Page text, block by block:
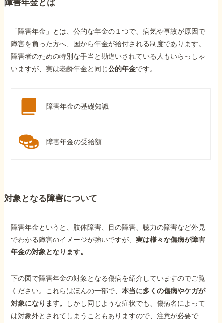
障害年金とは
「障害年金」とは、公的な年金の１つで、病気や事故が原因で
障害を負った方へ、国から年金が給付される制度であります。
障害者のための特別な手当と勘違いされている人もいらっしゃ
いますが、実は老齢年金と同じ公的年金です。
障害年金の基礎知識
障害年金の受給額
対象となる障害について
障害年金というと、肢体障害、目の障害、聴力の障害など外見
でわかる障害のイメージが強いですが、実は様々な傷病が障害
年金の対象となります。
下の図で障害年金の対象となる傷病を紹介していますのでご覧
ください。これらはほんの一部で、本当に多くの傷病やケガが
対象になります。
しかし同じような症状でも、傷病名によって
は対象外とされてしまうこともありますので、注意が必要で